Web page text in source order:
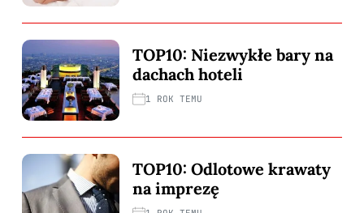
TOP10: Niezwykłe bary na
dachach hoteli
1 ROK TEMU
TOP10: Odlotowe krawaty
na imprezę